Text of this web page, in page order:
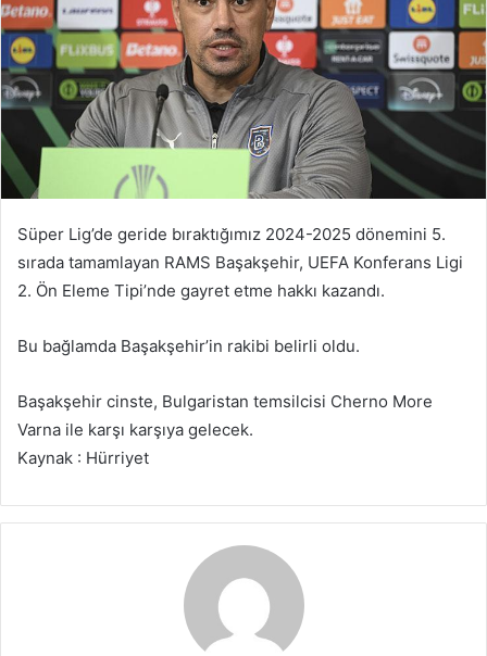
Süper Lig’de geride bıraktığımız 2024-2025 dönemini 5.
sırada tamamlayan RAMS Başakşehir, UEFA Konferans Ligi
2. Ön Eleme Tipi’nde gayret etme hakkı kazandı.
Bu bağlamda Başakşehir’in rakibi belirli oldu.
Başakşehir cinste, Bulgaristan temsilcisi Cherno More
Varna ile karşı karşıya gelecek.
Kaynak : Hürriyet